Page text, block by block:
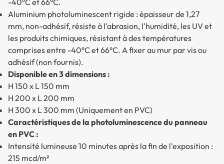
Aluminium photoluminescent rigide : épaisseur de 1,27
mm, non-adhésif, résiste à l'abrasion, l'humidité, les UV et
les produits chimiques, résistant à des températures
comprises entre -40°C et 66°C. A fixer au mur par vis ou
adhésif (non fournis).
Disponible en 3 dimensions :
H 150 x L 150 mm
H 200 x L 200 mm
H 300 x L 300 mm (Uniquement en PVC)
Caractéristiques de la photoluminescence du panneau
en PVC :
Intensité lumineuse 10 minutes après la fin de l'exposition :
215 mcd/m²